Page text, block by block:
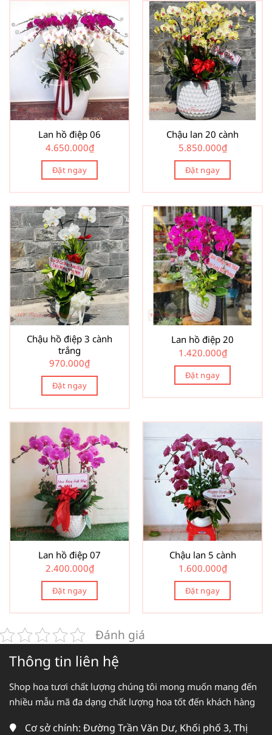
Lan hồ điệp 06
4.650.000₫
Đặt ngay
Chậu lan 20 cành
5.850.000₫
Đặt ngay
Chậu hồ điệp 3 cành
trắng
970.000₫
Đặt ngay
Lan hồ điệp 20
1.420.000₫
Đặt ngay
Lan hồ điệp 07
2.400.000₫
Đặt ngay
Chậu lan 5 cành
1.600.000₫
Đặt ngay
Đánh giá
Thông tin liên hệ
Shop hoa tươi chất lượng chúng tôi mong muốn mang đến
nhiều mẫu mã đa dạng chất lượng hoa tốt đến khách hàng
Cơ sở chính: Đường Trần Văn Dư, Khối phố 3, Thị